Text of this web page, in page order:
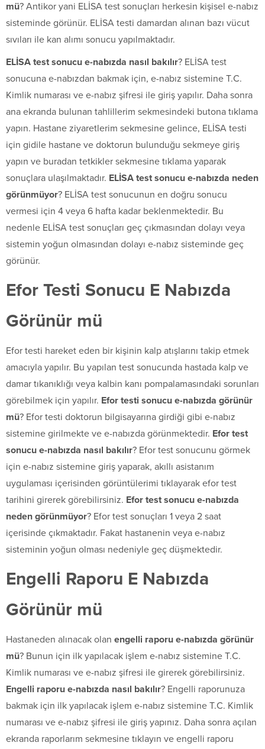
mü? Antikor yani ELİSA test sonuçları herkesin kişisel e-nabız
sisteminde görünür. ELİSA testi damardan alınan bazı vücut
sıvıları ile kan alımı sonucu yapılmaktadır.
ELİSA test sonucu e-nabızda nasıl bakılır? ELİSA test
sonucuna e-nabızdan bakmak için, e-nabız sistemine T.C.
Kimlik numarası ve e-nabız şifresi ile giriş yapılır. Daha sonra
ana ekranda bulunan tahlillerim sekmesindeki butona tıklama
yapın. Hastane ziyaretlerim sekmesine gelince, ELİSA testi
için gidile hastane ve doktorun bulunduğu sekmeye giriş
yapın ve buradan tetkikler sekmesine tıklama yaparak
sonuçlara ulaşılmaktadır. ELİSA test sonucu e-nabızda neden
görünmüyor? ELİSA test sonucunun en doğru sonucu
vermesi için 4 veya 6 hafta kadar beklenmektedir. Bu
nedenle ELİSA test sonuçları geç çıkmasından dolayı veya
sistemin yoğun olmasından dolayı e-nabız sisteminde geç
görünür.
Efor Testi Sonucu E Nabızda
Görünür mü
Efor testi hareket eden bir kişinin kalp atışlarını takip etmek
amacıyla yapılır. Bu yapılan test sonucunda hastada kalp ve
damar tıkanıklığı veya kalbin kanı pompalamasındaki sorunları
görebilmek için yapılır. Efor testi sonucu e-nabızda görünür
mü? Efor testi doktorun bilgisayarına girdiği gibi e-nabız
sistemine girilmekte ve e-nabızda görünmektedir. Efor test
sonucu e-nabızda nasıl bakılır? Efor test sonucunu görmek
için e-nabız sistemine giriş yaparak, akıllı asistanım
uygulaması içerisinden görüntülerimi tıklayarak efor test
tarihini girerek görebilirsiniz. Efor test sonucu e-nabızda
neden görünmüyor? Efor test sonuçları 1 veya 2 saat
içerisinde çıkmaktadır. Fakat hastanenin veya e-nabız
sisteminin yoğun olması nedeniyle geç düşmektedir.
Engelli Raporu E Nabızda
Görünür mü
Hastaneden alınacak olan engelli raporu e-nabızda görünür
mü? Bunun için ilk yapılacak işlem e-nabız sistemine T.C.
Kimlik numarası ve e-nabız şifresi ile girerek görebilirsiniz.
Engelli raporu e-nabızda nasıl bakılır? Engelli raporunuza
bakmak için ilk yapılacak işlem e-nabız sistemine T.C. Kimlik
numarası ve e-nabız şifresi ile giriş yapınız. Daha sonra açılan
ekranda raporlarım sekmesine tıklayın ve engelli raporu